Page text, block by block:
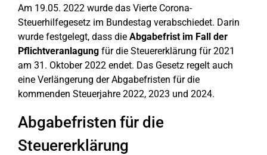
Am 19.05. 2022 wurde das Vierte Corona-
Steuerhilfegesetz im Bundestag verabschiedet. Darin
wurde festgelegt, dass die Abgabefrist im Fall der
Pflichtveranlagung für die Steuererklärung für 2021
am 31. Oktober 2022 endet. Das Gesetz regelt auch
eine Verlängerung der Abgabefristen für die
kommenden Steuerjahre 2022, 2023 und 2024.
Abgabefristen für die
Steuererklärung